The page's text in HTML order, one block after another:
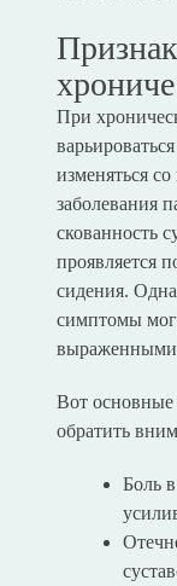
При
изменяться
заболевания
скованность
проявляется
сидения.
симптомы
Вот основные
обратить
Боль